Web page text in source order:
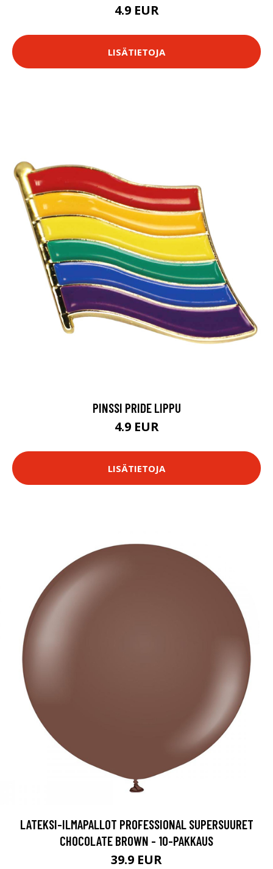
4.9 EUR
LISÄTIETOJA
PINSSI PRIDE LIPPU
4.9 EUR
LISÄTIETOJA
LATEKSI-ILMAPALLOT PROFESSIONAL SUPERSUURET
CHOCOLATE BROWN - 10-PAKKAUS
39.9 EUR